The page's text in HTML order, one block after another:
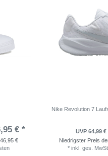
€ *
46,95 €
Nike Revolution 7
UVP 64,99 €
Niedrigster Preis
* inkl. ges. MwSt.